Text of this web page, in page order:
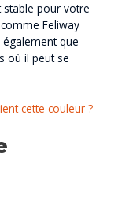
stable pour votre
Feliway
que
où il peut se
cette couleur ?